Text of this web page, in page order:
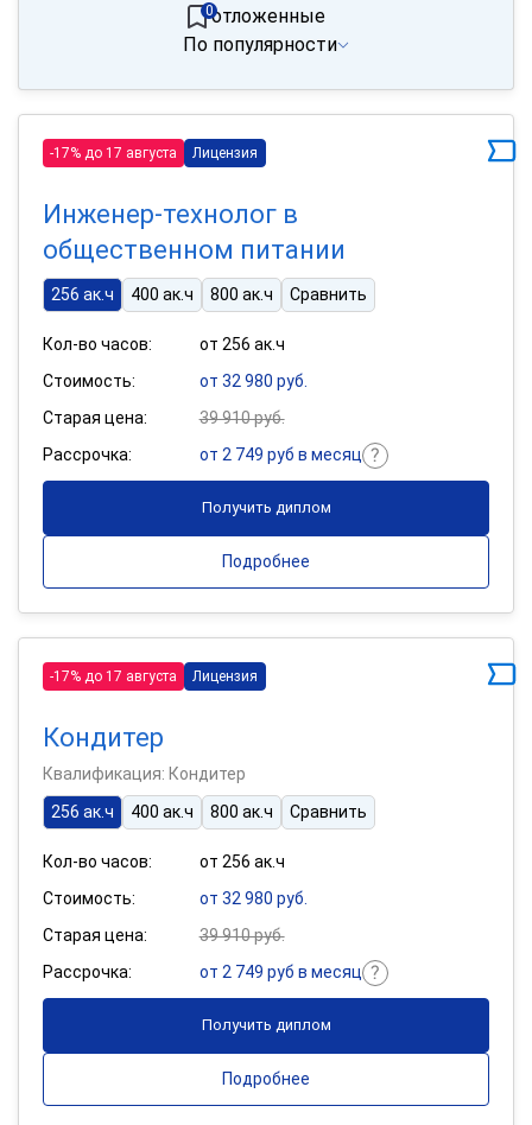
отложенные
0
По популярности
-17% до 17 августа Лицензия
Инженер-технолог в
общественном питании
256 ак.ч 400 ак.ч 800 ак.ч Сравнить
Кол-во часов:
от 256 ак.ч
Стоимость:
от 32 980 руб.
Старая цена:
39 910 руб.
Рассрочка:
от 2 749 руб в месяц
Получить диплом
Подробнее
-17% до 17 августа Лицензия
Кондитер
Квалификация: Кондитер
256 ак.ч
400 ак.ч 800 ак.ч Сравнить
Кол-во часов:
от 256 ак.ч
Стоимость:
от 32 980 руб.
Старая цена:
39 910 руб.
Рассрочка:
от 2 749 руб в месяц
Получить диплом
Подробнее